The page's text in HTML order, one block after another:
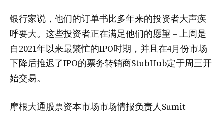
银行家说，他们的订单书比多年来的投资者大声疾
呼要大。这些投资者正在满足他们的愿望 – 上周是
自2021年以来最繁忙的IPO时期，并且在4月份市场
下降后推迟了IPO的票务转销商StubHub定于周三开
始交易。
摩根大通股票资本市场市场情报负责人Sumit